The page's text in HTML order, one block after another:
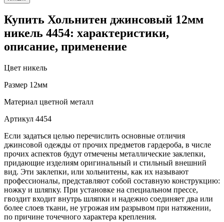
Купить Хольнитен джинсовый 12мм
никель 4454: характеристики,
описание, применение
Цвет никель
Размер 12мм
Материал цветной металл
Артикул 4454
Если задаться целью перечислить основные отличия
джинсовой одежды от прочих предметов гардероба, в числе
прочих аспектов будут отмечены металлические заклепки,
придающие изделиям оригинальный и стильный внешний
вид. Эти заклепки, или хольнитены, как их называют
профессионалы, представляют собой составную конструкцию:
ножку и шляпку. При установке на специальном прессе,
гвоздит входит внутрь шляпки и надежно соединяет два или
более слоев ткани, не угрожая им разрывом при натяжении,
по причине точечного характера крепления.